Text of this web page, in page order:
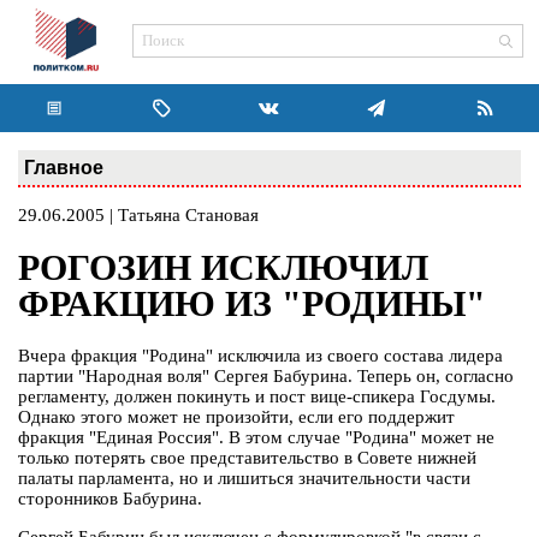
Главное
29.06.2005 | Татьяна Становая
РОГОЗИН ИСКЛЮЧИЛ
ФРАКЦИЮ ИЗ "РОДИНЫ"
Вчера фракция "Родина" исключила из своего состава лидера
партии "Народная воля" Сергея Бабурина. Теперь он, согласно
регламенту, должен покинуть и пост вице-спикера Госдумы.
Однако этого может не произойти, если его поддержит
фракция "Единая Россия". В этом случае "Родина" может не
только потерять свое представительство в Совете нижней
палаты парламента, но и лишиться значительности части
сторонников Бабурина.